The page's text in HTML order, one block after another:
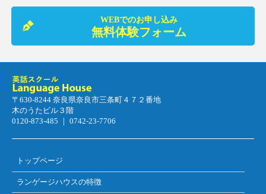
WEBでのお申し込み
無料体験フォーム
〒630-8244 奈良県奈良市三条町４７２番地
木のうたビル３階
0120-873-485 ｜ 0742-23-7706
トップページ
ランゲージハウスの特徴